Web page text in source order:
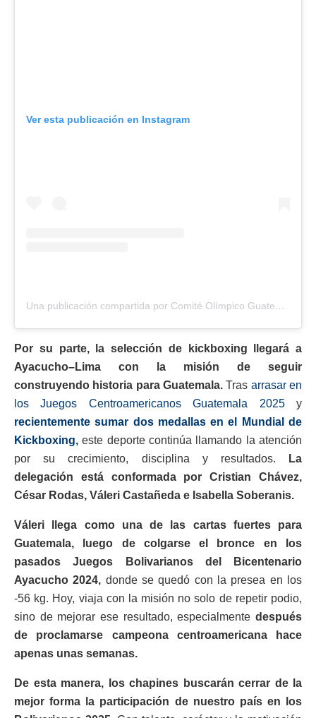
Ver esta publicación en Instagram
Una publicación compartida por Comité Olímpico Guatemalteco (@coguatemalteco)
Por su parte, la selección de kickboxing llegará a
Ayacucho–Lima con la misión de seguir
construyendo historia para Guatemala. Tras arrasar en
los Juegos Centroamericanos Guatemala 2025y
recientemente sumar dos medallas en el Mundial de
Kickboxing, este deporte continúa llamando la atención
por su crecimiento, disciplina y resultados.
La
delegación está conformada por Cristian Chávez,
César Rodas, Váleri Castañeda e Isabella Soberanis.
Váleri llega como una de las cartas fuertes para
Guatemala, luego de colgarse el bronce en los
pasados Juegos Bolivarianos del Bicentenario
Ayacucho 2024, donde se quedó con la presea en los
-56 kg. Hoy, viaja con la misión no solo de repetir podio,
sino de mejorar ese resultado, especialmente después
de proclamarse campeona centroamericana hace
apenas unas semanas.
De esta manera, los chapines buscarán cerrar de la
mejor forma la participación de nuestro país en los